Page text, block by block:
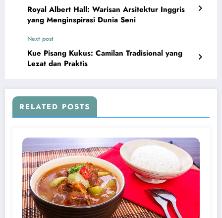
Royal Albert Hall: Warisan Arsitektur Inggris
yang Menginspirasi Dunia Seni
Next post
Kue Pisang Kukus: Camilan Tradisional yang
Lezat dan Praktis
RELATED POSTS